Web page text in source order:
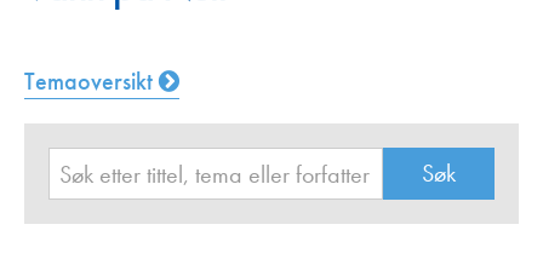
Temaoversikt